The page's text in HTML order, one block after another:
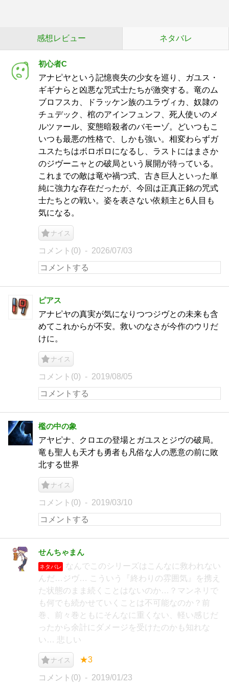
感想レビュー ネタバレ
初心者C
アナピヤという記憶喪失の少女を巡り、ガユス・
ギギナらと凶悪な咒式士たちが激突する。竜のム
ブロフスカ、ドラッケン族のユラヴィカ、奴隷の
チュデック、棺のアインフュンフ、死人使いのメ
ルツァール、変態暗殺者のバモーゾ。どいつもこ
いつも最悪の性格で、しかも強い。相変わらずガ
ユスたちはボロボロになるし、ラストにはまさか
のジヴーニャとの破局という展開が待っている。
これまでの敵は竜や禍つ式、古き巨人といった単
純に強力な存在だったが、今回は正真正銘の咒式
士たちとの戦い。姿を表さない依頼主と6人目も
気になる。
ナイス
コメント(0) 2026/07/03
ピアス
アナピヤの真実が気になりつつジヴとの未来も含
めてこれからが不安。救いのなさが今作のウリだ
けに。
ナイス
コメント(0) 2019/08/05
檻の中の象
アヤピナ、クロエの登場とガユスとジヴの破局。
竜も聖人も天才も勇者も凡俗な人の悪意の前に敗
北する世界
ナイス
コメント(0) 2019/03/10
せんちゃまん
ネタバレ
なんでこのシリーズはこんなに救われない
んだ…ジヴ… こういう『終わりの雰囲気』を携え
た状態のまま続くことはないのか…？マンネリで
も何でも続かせていくことは不可能なのか？前
巻、前々巻ともにそんなに重くない、軽い感じだ
ったから余計にダメージを受けたのかも知れな
い… 悲しい
ナイス ★3
コメント(0) 2019/01/23